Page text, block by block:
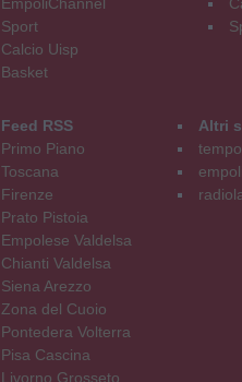
Sport
Calcio Uisp
Basket
Feed RSS
Primo Piano
Toscana
Firenze
Prato Pistoia
Empolese Valdelsa
Chianti Valdelsa
Siena Arezzo
Zona del Cuoio
Pontedera Volterra
Pisa Cascina
Livorno Grosseto
Altri